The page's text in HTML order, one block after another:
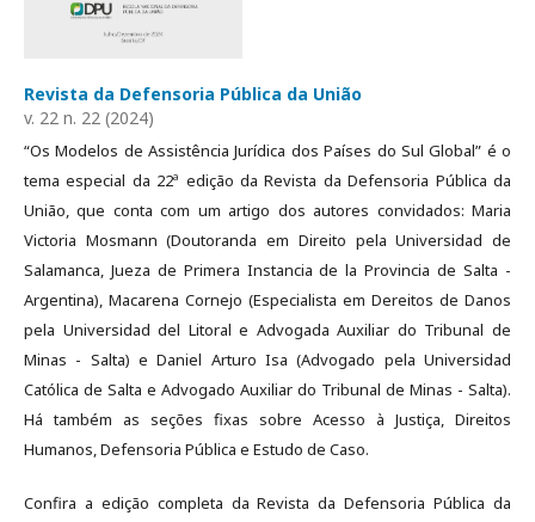
Revista da Defensoria Pública da União
v. 22 n. 22 (2024)
“Os Modelos de Assistência Jurídica dos Países do Sul Global” é o
tema especial da 22ª edição da Revista da Defensoria Pública da
União, que conta com um artigo dos autores convidados: Maria
Victoria Mosmann (Doutoranda em Direito pela Universidad de
Salamanca, Jueza de Primera Instancia de la Provincia de Salta -
Argentina), Macarena Cornejo (Especialista em Dereitos de Danos
pela Universidad del Litoral e Advogada Auxiliar do Tribunal de
Minas - Salta) e Daniel Arturo Isa (Advogado pela Universidad
Católica de Salta e Advogado Auxiliar do Tribunal de Minas - Salta).
Há também as seções fixas sobre Acesso à Justiça, Direitos
Humanos, Defensoria Pública e Estudo de Caso.
Confira a edição completa da Revista da Defensoria Pública da